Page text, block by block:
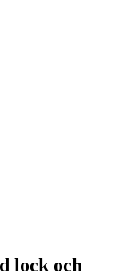
lock och